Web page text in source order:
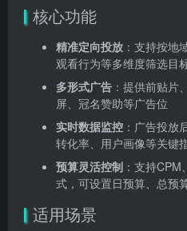
核心功能
精准定向投放 ：支持按地
观看行为等多维度筛选目
多形式广告 ：提供前贴片
屏、冠名赞助等广告位
实时数据监控 ：广告投放
转化率、用户画像等关键
预算灵活控制 ：支持
式，可设置日预算、总预
适用场景